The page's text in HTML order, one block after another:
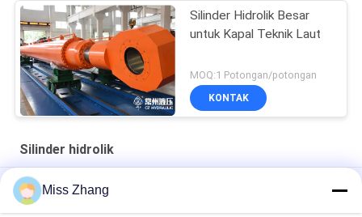
Silinder Hidrolik Besar
untuk Kapal Teknik Laut
MOQ:1 Potongan/potongan
KONTAK
Silinder hidrolik
Radial Gate Heavy Duty Hydraulic Cylinder / Hoist Cylinder
Untuk Industri Minyak
Miss Zhang